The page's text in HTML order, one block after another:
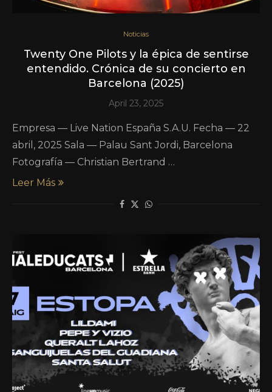
Noticias
Twenty One Pilots y la épica de sentirse
entendido. Crónica de su concierto en
Barcelona (2025)
April 23, 2025
Empresa — Live Nation España S.A.U. Fecha — 22
abril, 2025 Sala — Palau Sant Jordi, Barcelona
Fotografía — Christian Bertrand …
Leer Más